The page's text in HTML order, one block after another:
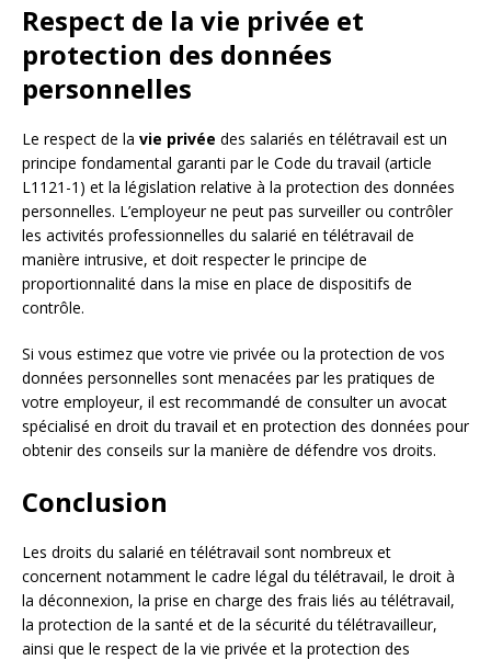
Respect de la vie privée et
protection des données
personnelles
Le respect de la vie privée des salariés en télétravail est un
principe fondamental garanti par le Code du travail (article
L1121-1) et la législation relative à la protection des données
personnelles. L’employeur ne peut pas surveiller ou contrôler
les activités professionnelles du salarié en télétravail de
manière intrusive, et doit respecter le principe de
proportionnalité dans la mise en place de dispositifs de
contrôle.
Si vous estimez que votre vie privée ou la protection de vos
données personnelles sont menacées par les pratiques de
votre employeur, il est recommandé de consulter un avocat
spécialisé en droit du travail et en protection des données pour
obtenir des conseils sur la manière de défendre vos droits.
Conclusion
Les droits du salarié en télétravail sont nombreux et
concernent notamment le cadre légal du télétravail, le droit à
la déconnexion, la prise en charge des frais liés au télétravail,
la protection de la santé et de la sécurité du télétravailleur,
ainsi que le respect de la vie privée et la protection des